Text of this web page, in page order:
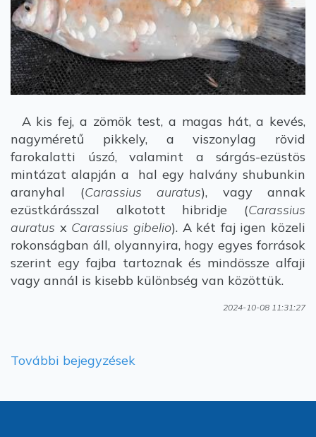
A kis fej, a zömök test, a magas hát, a kevés,
nagyméretű pikkely, a viszonylag rövid
farokalatti úszó, valamint a sárgás-ezüstös
mintázat alapján a hal egy halvány shubunkin
aranyhal (Carassius auratus), vagy annak
ezüstkárásszal alkotott hibridje (Carassius
auratus x Carassius gibelio). A két faj igen közeli
rokonságban áll, olyannyira, hogy egyes források
szerint egy fajba tartoznak és mindössze alfaji
vagy annál is kisebb különbség van közöttük.
2024-10-08 11:31:27
További bejegyzések